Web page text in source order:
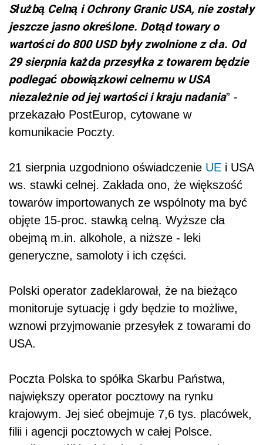
Służbą Celną i Ochrony Granic USA, nie zostały
jeszcze jasno określone. Dotąd towary o
wartości do 800 USD były zwolnione z cła. Od
29 sierpnia każda przesyłka z towarem będzie
podlegać obowiązkowi celnemu w USA
niezależnie od jej wartości i kraju nadania” -
przekazało PostEurop, cytowane w
komunikacie Poczty.
21 sierpnia uzgodniono oświadczenie UE i USA
ws. stawki celnej. Zakłada ono, że większość
towarów importowanych ze wspólnoty ma być
objęte 15-proc. stawką celną. Wyższe cła
obejmą m.in. alkohole, a niższe - leki
generyczne, samoloty i ich części.
Polski operator zadeklarował, że na bieżąco
monitoruje sytuację i gdy będzie to możliwe,
wznowi przyjmowanie przesyłek z towarami do
USA.
Poczta Polska to spółka Skarbu Państwa,
największy operator pocztowy na rynku
krajowym. Jej sieć obejmuje 7,6 tys. placówek,
filii i agencji pocztowych w całej Polsce.